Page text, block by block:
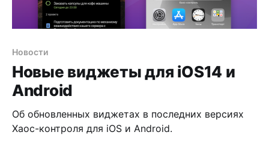
Новости
Новые виджеты для iOS14 и
Android
Об обновленных виджетах в последних версиях
Хаос-контроля для iOS и Android.